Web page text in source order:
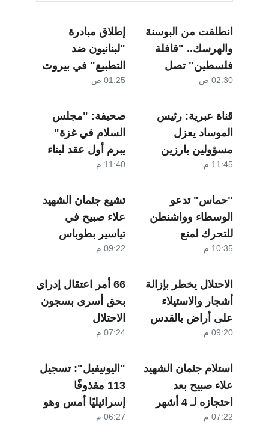
انطلقت من البوسنة
والهرسك.. "قافلة
فلسطين" تصل
غازي عنتاب وتهدف
فلسطين
02:30 ص
إطلاق مبادرة
"لبنانيون ضد
التطبيع" في بيروت
01:25 ص
قناة عبرية: رئيس
الموساد يعزل
مسؤولين بارزين
عقب فشل
النظام الإيراني
11:45 م
صحيفة: "مجلس
السلام في غزة"
يبرم أول عقد لبناء
موقع عسكري
11:40 م
"حماس" تدعو
الوسطاء وواشنطن
للتحرك لمنع
"إسرائيل" من
10:35 م
تشيع جثمان الشهيد
علاء صبيح في
تياسير بطوباس
09:22 م
الاحتلال يخطر بإزالة
أشجار والاستيلاء
على أراض بالقدس
09:20 م
66 أمر اعتقال إدراي
بحق أسرى بسجون
الاحتلال
07:24 م
استلام جثمان الشهيد
علاء صبيح بعد
احتجازه لـ 4 أشهر
07:22 م
"اليونيفيل": تسجيل
113 مقذوفًا
إسرائيليًا أمس وهو
06:27 م